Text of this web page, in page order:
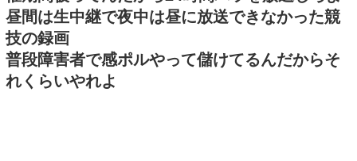
昼間は生中継で夜中は昼に放送できなかった競
技の録画
普段障害者で感ポルやって儲けてるんだからそ
れくらいやれよ